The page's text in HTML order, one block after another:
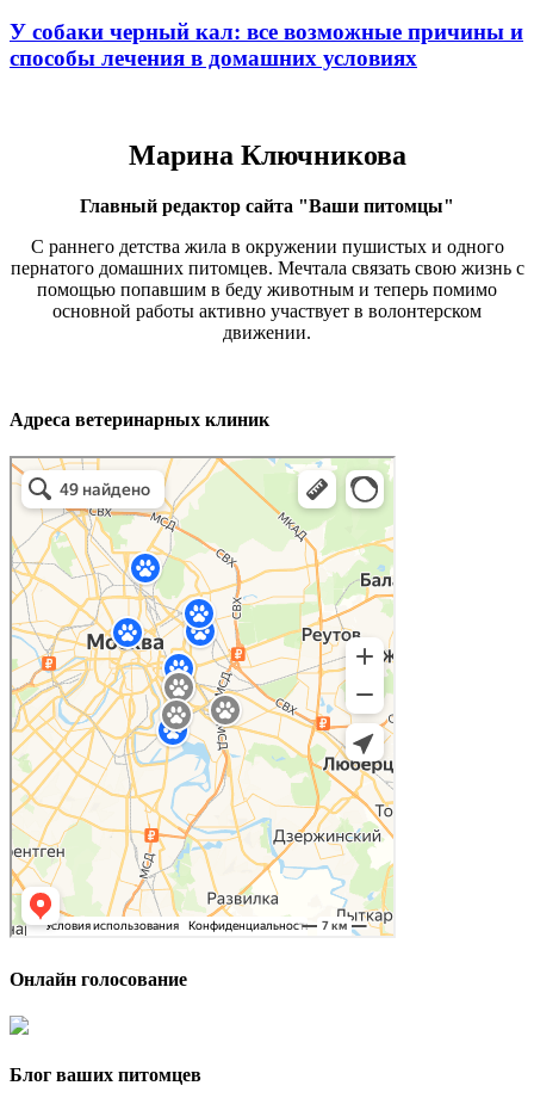
У собаки черный кал: все возможные причины и
способы лечения в домашних условиях
Марина Ключникова
Главный редактор сайта "Ваши питомцы"
С раннего детства жила в окружении пушистых и одного
пернатого домашних питомцев. Мечтала связать свою жизнь с
помощью попавшим в беду животным и теперь помимо
основной работы активно участвует в волонтерском
движении.
Адреса ветеринарных клиник
Онлайн голосование
Блог ваших питомцев